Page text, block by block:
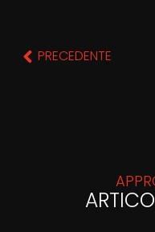
PRECEDENTE